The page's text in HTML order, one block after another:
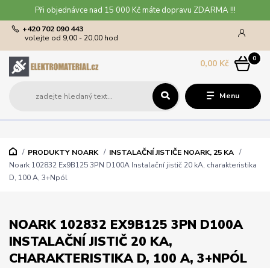
Při objednávce nad 15 000 Kč máte dopravu ZDARMA !!!
Menu
+420 702 090 443
volejte od 9,00 - 20,00 hod
0
0,00 Kč
PRODUKTY NOARK
INSTALAČNÍ JISTIČE NOARK, 25 KA
Noark 102832 Ex9B125 3PN D100A Instalační jistič 20 kA, charakteristika
D, 100 A, 3+Npól
NOARK 102832 EX9B125 3PN D100A
INSTALAČNÍ JISTIČ 20 KA,
CHARAKTERISTIKA D, 100 A, 3+NPÓL